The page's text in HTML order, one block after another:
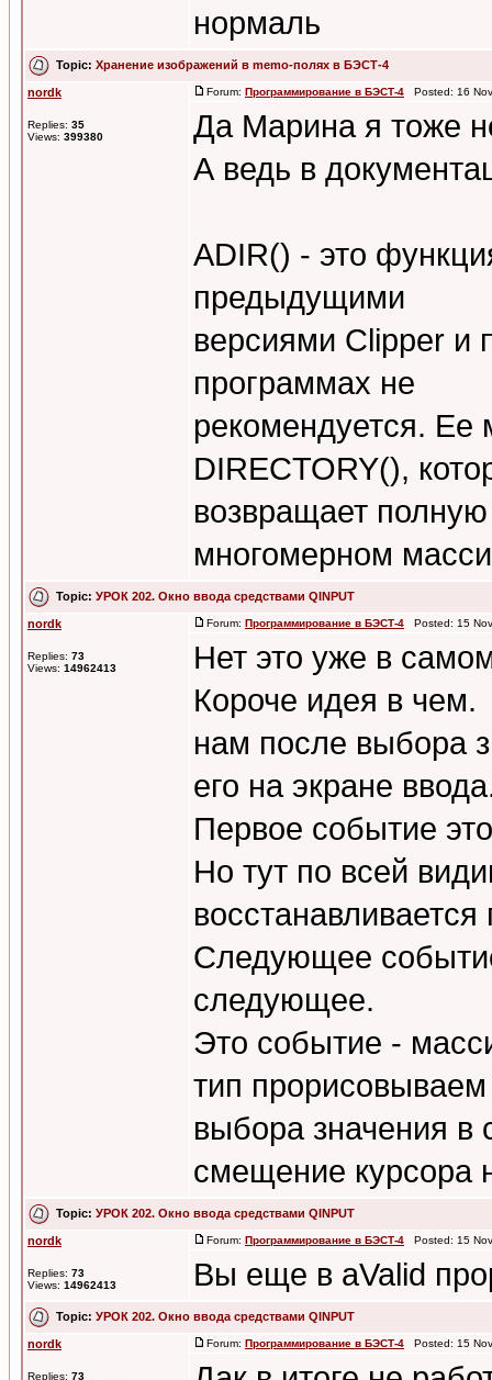
нормаль
Topic: Хранение изображений в memo-полях в БЭСТ-4
nordk
Replies: 35
Views: 399380
Forum: Программирование в БЭСТ-4 Posted: 16
Да Марина я тоже
А ведь в
ADIR() - это
предыдущими
версиями Clipper и
программах не
рекомендуется. Ее
DIRECTORY(),
возвращает
многомерном
Topic: УРОК 202. Окно ввода средствами QINPUT
nordk
Replies: 73
Views: 14962413
Forum: Программирование в БЭСТ-4 Posted: 15
Нет это уже в
Короче идея в чем.
нам после выбора
его на экране
Первое событие
Но тут по всей
восстанавливается
Следующее
следующее.
Это событие -
тип
выбора значения в
смещение курсора
Topic: УРОК 202. Окно ввода средствами QINPUT
nordk
Replies: 73
Views: 14962413
Forum: Программирование в БЭСТ-4 Posted: 15
Вы еще в aValid
Topic: УРОК 202. Окно ввода средствами QINPUT
nordk
Replies: 73
Forum: Программирование в БЭСТ-4 Posted: 15